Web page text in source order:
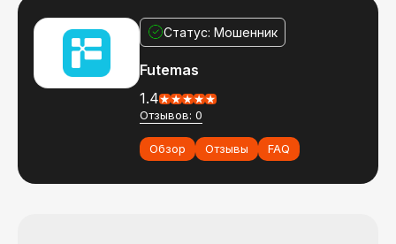
Статус: Мошенник
Futemas
1.4
Отзывов: 0
Обзор Отзывы FAQ